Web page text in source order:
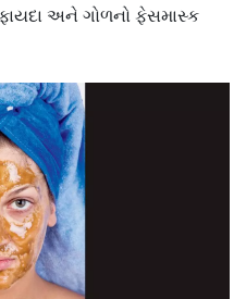
અને ગોળનો ફેસમાસ્ક